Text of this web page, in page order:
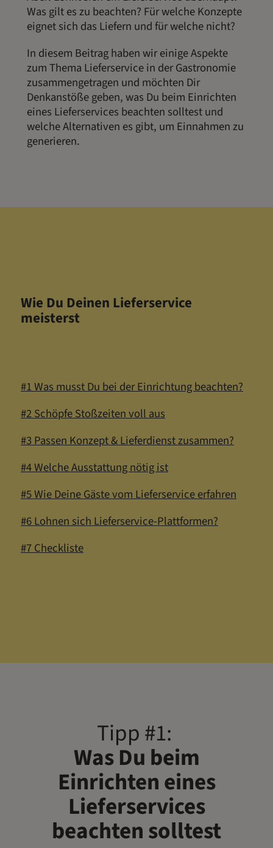
Was gilt es zu beachten? Für welche Konzepte
eignet sich das Liefern und für welche nicht?
In diesem Beitrag haben wir einige Aspekte
zum Thema Lieferservice in der Gastronomie
zusammengetragen und möchten Dir
Denkanstöße geben, was Du beim Einrichten
eines Lieferservices beachten solltest und
welche Alternativen es gibt, um Einnahmen zu
generieren.
Wie Du Deinen Lieferservice
meisterst
#1 Was musst Du bei der Einrichtung beachten?
#2 Schöpfe Stoßzeiten voll aus
#3 Passen Konzept & Lieferdienst zusammen?
#4 Welche Ausstattung nötig ist
#5 Wie Deine Gäste vom Lieferservice erfahren
#6 Lohnen sich Lieferservice-Plattformen?
#7 Checkliste
Tipp #1:
Was Du beim
Einrichten eines
Lieferservices
beachten solltest